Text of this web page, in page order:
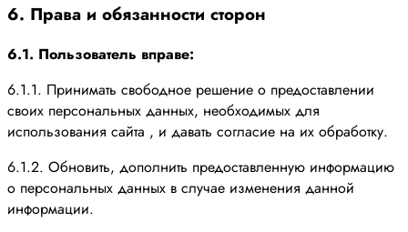
6. Права и обязанности сторон
6.1. Пользователь вправе:
6.1.1. Принимать свободное решение о предоставлении
своих персональных данных, необходимых для
использования сайта , и давать согласие на их обработку.
6.1.2. Обновить, дополнить предоставленную информацию
о персональных данных в случае изменения данной
информации.